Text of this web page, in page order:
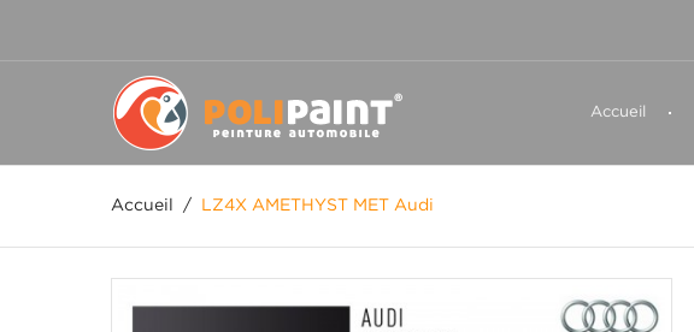
Accueil
Accueil / LZ4X AMETHYST MET Audi